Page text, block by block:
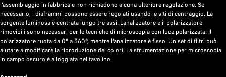
l’assemblaggio in fabbrica e non richiedono alcuna ulteriore regolazione. Se
necessario, i diaframmi possono essere regolati usando le viti di centraggio. La
sorgente luminosa è centrata lungo tre assi. L’analizzatore e il polarizzatore
rimovibili sono necessari per le tecniche di microscopia con luce polarizzata. Il
polarizzatore ruota da 0° a 360°, mentre l’analizzatore è fisso. Un set di filtri può
aiutare a modificare la riproduzione dei colori. La strumentazione per microscopia
in campo oscuro è alloggiata nel tavolino.